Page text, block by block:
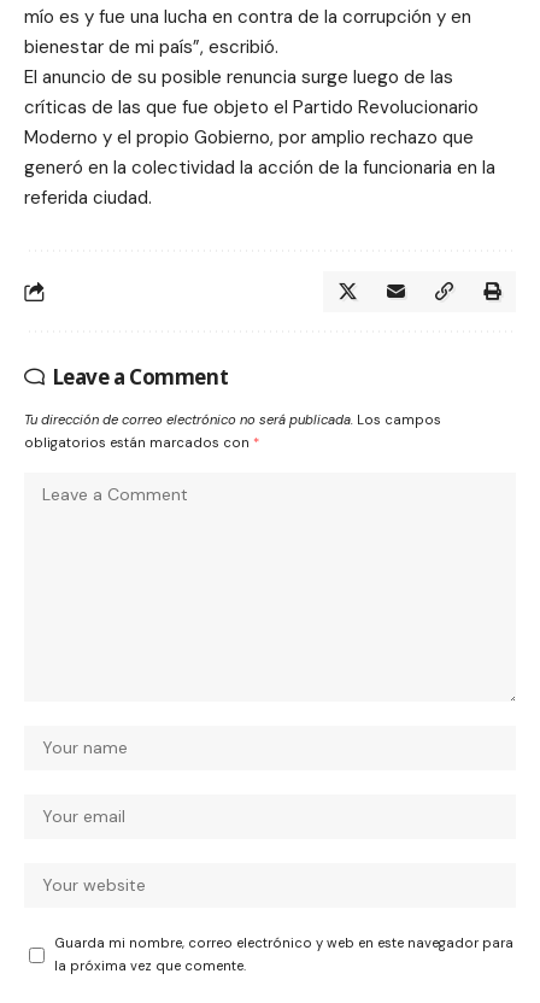
mío es y fue una lucha en contra de la corrupción y en
bienestar de mi país”, escribió.
El anuncio de su posible renuncia surge luego de las
críticas de las que fue objeto el Partido Revolucionario
Moderno y el propio Gobierno, por amplio rechazo que
generó en la colectividad la acción de la funcionaria en la
referida ciudad.
Leave a Comment
Tu dirección de correo electrónico no será publicada. Los campos
obligatorios están marcados con *
Guarda mi nombre, correo electrónico y web en este navegador para
la próxima vez que comente.